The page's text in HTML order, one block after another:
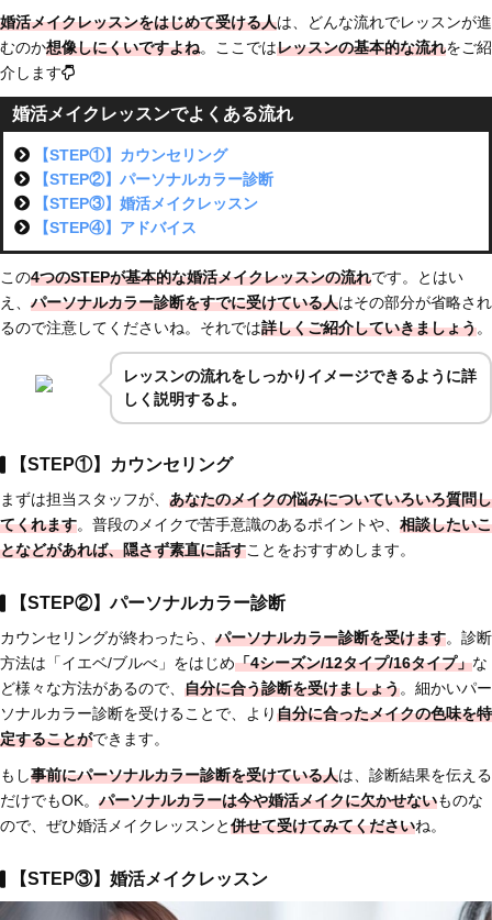
婚活メイクレッスンをはじめて受ける人は、どんな流れでレッスンが進
むのか想像しにくいですよね。ここではレッスンの基本的な流れをご紹
介します
婚活メイクレッスンでよくある流れ
【STEP①】カウンセリング
【STEP②】パーソナルカラー診断
【STEP③】婚活メイクレッスン
【STEP④】アドバイス
この4つのSTEPが基本的な婚活メイクレッスンの流れです。とはい
え、 パーソナルカラー診断をすでに受けている人はその部分が省略され
るので注意してくださいね。それでは詳しくご紹介していきましょう。
レッスンの流れをしっかりイメージできるように詳
しく説明するよ。
【STEP①】カウンセリング
まずは担当スタッフが、 あなたのメイクの悩みについていろいろ質問し
てくれます。普段のメイクで苦手意識のあるポイントや、 相談したいこ
となどがあれば、隠さず素直に話すことをおすすめします。
【STEP②】パーソナルカラー診断
カウンセリングが終わったら、 パーソナルカラー診断を受けます。診断
方法は「イエベ/ブルべ」をはじめ「4シーズン/12タイプ/16タイプ」な
ど様々な方法があるので、 自分に合う診断を受けましょう。細かいパー
ソナルカラー診断を受けることで、より自分に合ったメイクの色味を特
定することができます。
もし事前にパーソナルカラー診断を受けている人は、診断結果を伝える
だけでもOK。 パーソナルカラーは今や婚活メイクに欠かせないものな
ので、ぜひ婚活メイクレッスンと併せて受けてみてくださいね。
【STEP③】婚活メイクレッスン